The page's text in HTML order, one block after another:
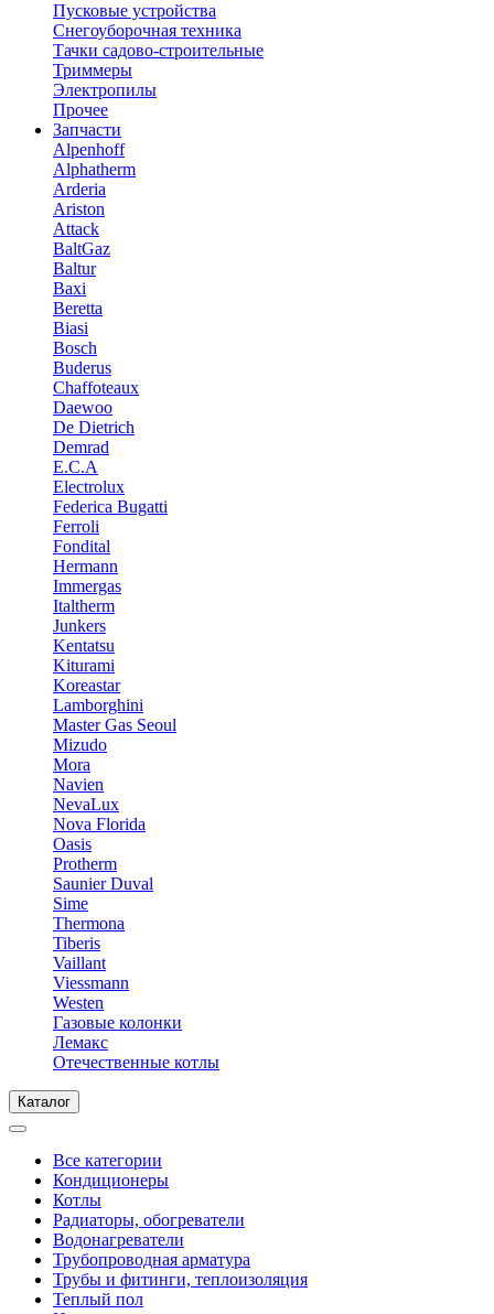
Пусковые устройства
Снегоуборочная техника
Тачки садово-строительные
Триммеры
Электропилы
Прочее
Запчасти
Alpenhoff
Alphatherm
Arderia
Ariston
Attack
BaltGaz
Baltur
Baxi
Beretta
Biasi
Bosch
Buderus
Chaffoteaux
Daewoo
De Dietrich
Demrad
E.C.A
Electrolux
Federica Bugatti
Ferroli
Fondital
Hermann
Immergas
Italtherm
Junkers
Kentatsu
Kiturami
Koreastar
Lamborghini
Master Gas Seoul
Mizudo
Mora
Navien
NevaLux
Nova Florida
Oasis
Protherm
Saunier Duval
Sime
Thermona
Tiberis
Vaillant
Viessmann
Westen
Газовые колонки
Лемакс
Отечественные котлы
Каталог
Все категории
Кондиционеры
Котлы
Радиаторы, обогреватели
Водонагреватели
Трубопроводная арматура
Трубы и фитинги, теплоизоляция
Теплый пол